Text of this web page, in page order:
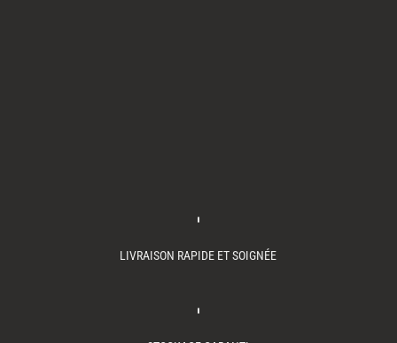
LIVRAISON RAPIDE ET SOIGNÉE